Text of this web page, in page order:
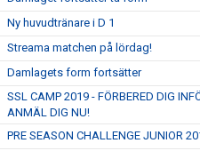
Ny huvudtränare i D 1
Streama matchen på lördag!
Damlagets form fortsätter
SSL CAMP 2019 - FÖRBERED DIG
ANMÄL DIG NU!
PRE SEASON CHALLENGE JUNIOR